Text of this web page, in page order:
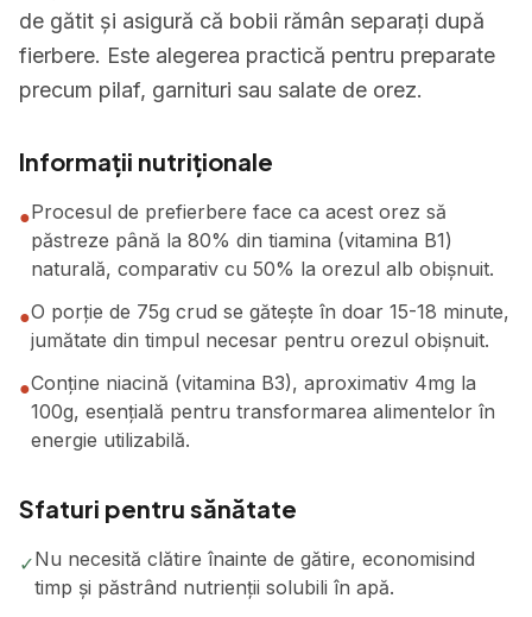
de gătit și asigură că bobii rămân separați după
fierbere. Este alegerea practică pentru preparate
precum pilaf, garnituri sau salate de orez.
Informații nutriționale
●Procesul de prefierbere face ca acest orez să
păstreze până la 80% din tiamina (vitamina B1)
naturală, comparativ cu 50% la orezul alb obișnuit.
●O porție de 75g crud se gătește în doar 15-18 minute,
jumătate din timpul necesar pentru orezul obișnuit.
●Conține niacină (vitamina B3), aproximativ 4mg la
100g, esențială pentru transformarea alimentelor în
energie utilizabilă.
Sfaturi pentru sănătate
✓Nu necesită clătire înainte de gătire, economisind
timp și păstrând nutrienții solubili în apă.